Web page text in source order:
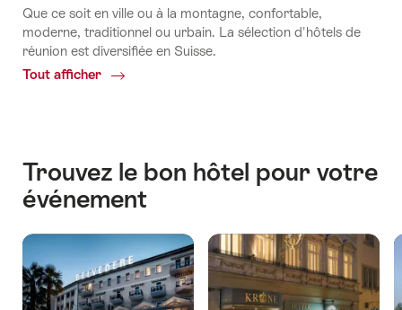
Que ce soit en ville ou à la montagne, confortable,
moderne, traditionnel ou urbain. La sélection d'hôtels de
réunion est diversifiée en Suisse.
Tout afficher
Common.Of
Trouvez le bon hôtel pour votre
événement